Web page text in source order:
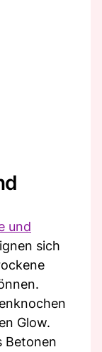
und
sich
Glow.
Betonen